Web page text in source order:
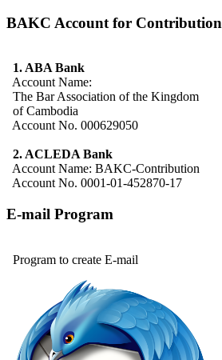
BAKC Account for Contribution
1. ABA Bank
Account Name:
The Bar Association of the Kingdom
of Cambodia
Account No. 000629050
2. ACLEDA Bank
Account Name: BAKC-Contribution
Account No. 0001-01-452870-17
E-mail Program
Program to create E-mail